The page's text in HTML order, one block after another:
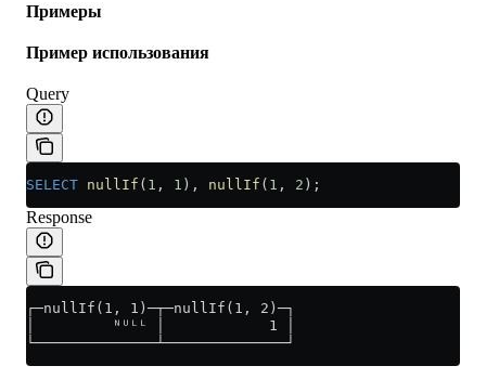
Примеры
Пример использования
Query
SELECT nullIf ( 1 , 1 ), nullIf ( 1 , 2 );
Response
┌─nullIf(1, 1)─┬─nullIf(1, 2)─┐
│         ᴺᵁᴸᴸ │            1 │
└──────────────┴──────────────┘